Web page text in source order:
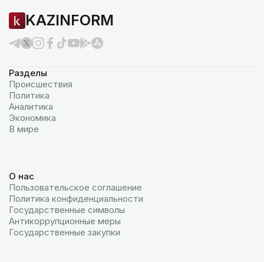
KAZINFORM
Разделы
Происшествия
Политика
Аналитика
Экономика
В мире
О нас
Пользовательское соглашение
Политика конфиденциальности
Государственные символы
Антикоррупционные меры
Государственные закупки